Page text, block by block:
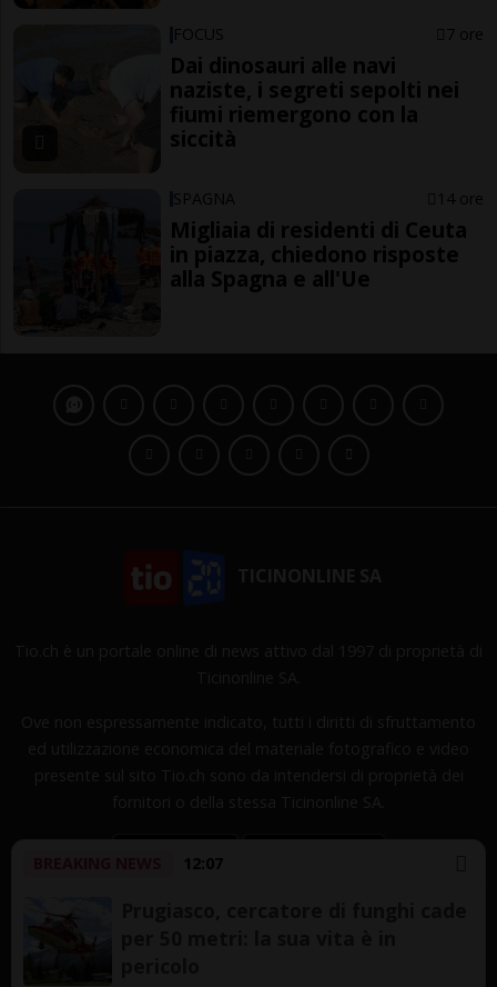
12:07
FOCUS 7 ore
Dai dinosauri alle navi
naziste, i segreti sepolti nei
fiumi riemergono con la
siccità
SPAGNA 14 ore
Migliaia di residenti di Ceuta
in piazza, chiedono risposte
alla Spagna e all'Ue
Copyright © 1997-2026 TicinOnline SA - Tutti i diritti